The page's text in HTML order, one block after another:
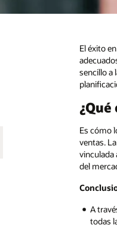
El éxito
sencillo a
Es cómo
ventas.
vinculada
del
A
todas